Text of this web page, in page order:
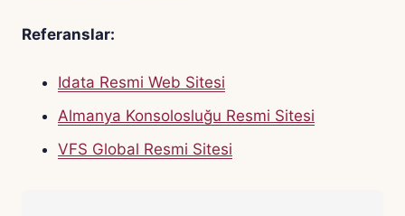
Referanslar:
Idata Resmi Web Sitesi
Almanya Konsolosluğu Resmi Sitesi
VFS Global Resmi Sitesi